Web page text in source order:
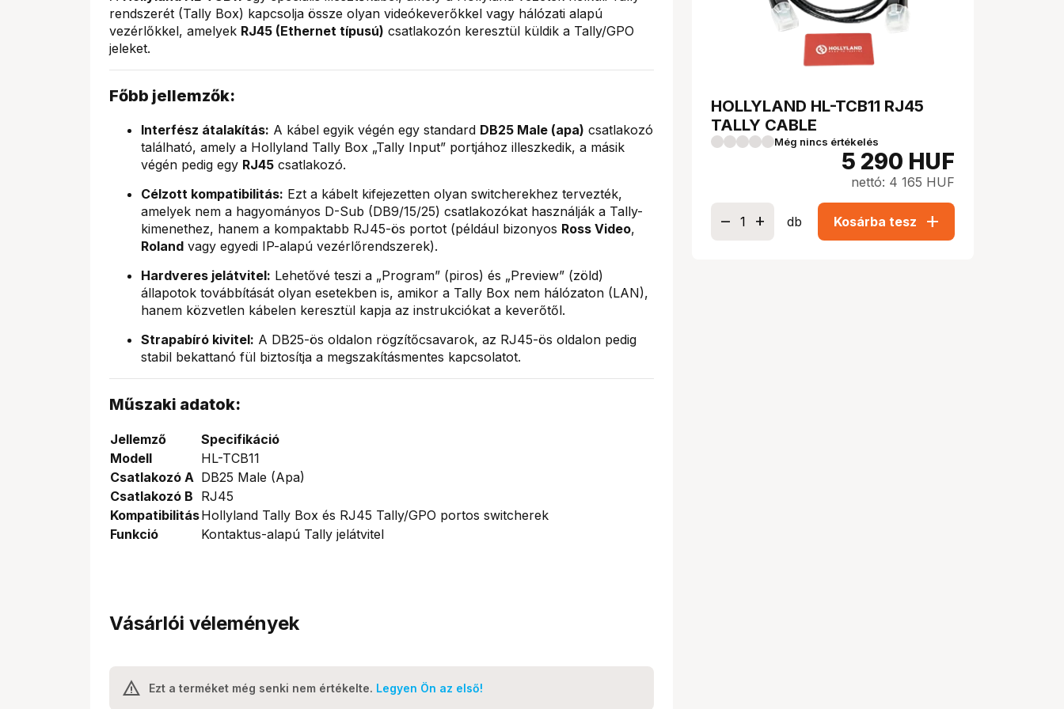
rendszerét (Tally Box) kapcsolja össze olyan videókeverőkkel vagy hálózati alapú
vezérlőkkel, amelyek RJ45 (Ethernet típusú) csatlakozón keresztül küldik a Tally/GPO
jeleket.
Főbb jellemzők:
Interfész átalakítás: A kábel egyik végén egy standard DB25 Male (apa) csatlakozó
található, amely a Hollyland Tally Box „Tally Input” portjához illeszkedik, a másik
végén pedig egy RJ45 csatlakozó.
Célzott kompatibilitás: Ezt a kábelt kifejezetten olyan switcherekhez tervezték,
amelyek nem a hagyományos D-Sub (DB9/15/25) csatlakozókat használják a Tally-
kimenethez, hanem a kompaktabb RJ45-ös portot (például bizonyos Ross Video,
Roland vagy egyedi IP-alapú vezérlőrendszerek).
Hardveres jelátvitel: Lehetővé teszi a „Program” (piros) és „Preview” (zöld)
állapotok továbbítását olyan esetekben is, amikor a Tally Box nem hálózaton (LAN),
hanem közvetlen kábelen keresztül kapja az instrukciókat a keverőtől.
Strapabíró kivitel: A DB25-ös oldalon rögzítőcsavarok, az RJ45-ös oldalon pedig
stabil bekattanó fül biztosítja a megszakításmentes kapcsolatot.
Műszaki adatok:
Jellemző
Specifikáció
Modell
HL-TCB11
Csatlakozó A DB25 Male (Apa)
Csatlakozó B RJ45
KompatibilitásHollyland Tally Box és RJ45 Tally/GPO portos switcherek
Funkció
Kontaktus-alapú Tally jelátvitel
Vásárlói vélemények
Ezt a terméket még senki nem értékelte. Legyen Ön az első!
HOLLYLAND HL-TCB11 RJ45
TALLY CABLE
Még nincs értékelés
5 290 HUF
nettó: 4 165 HUF
db Kosárba tesz add